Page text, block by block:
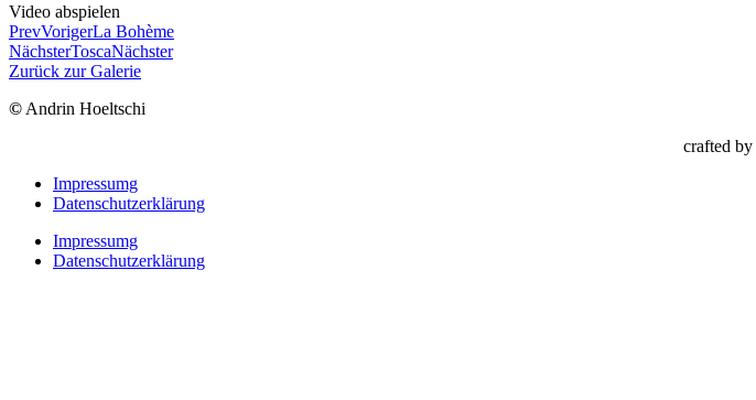
Video abspielen
PrevVorigerLa Bohème
NächsterToscaNächster
Zurück zur Galerie
© Andrin Hoeltschi
crafted by
Impressumg
Datenschutzerklärung
Impressumg
Datenschutzerklärung